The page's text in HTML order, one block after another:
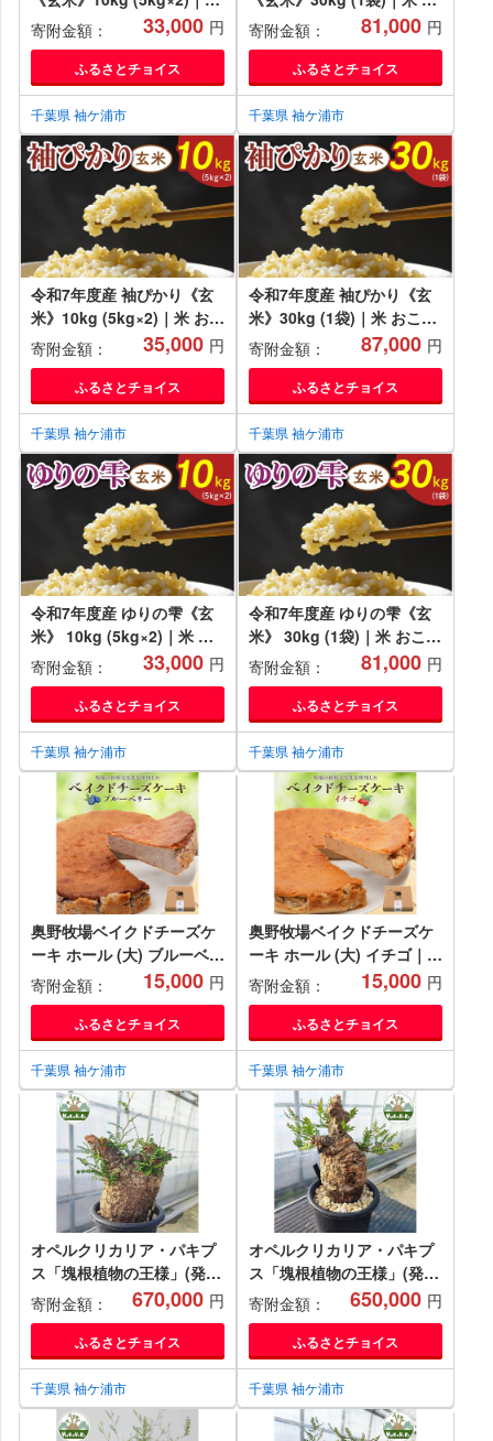
おこめ もっちり 弁当 袖ケ
浦 千葉 [0519]
寄附金額： 33,000 円
ふるさとチョイス
千葉県 袖ケ浦市
こめ もっちり 弁当 袖ケ浦
千葉 [0520]
寄附金額： 81,000 円
ふるさとチョイス
千葉県 袖ケ浦市
令和7年度産 袖ぴかり《玄
米》10kg (5kg×2)｜米 おこ
め こしひかり コシヒカリ
直送 推奨米 袖ケ浦 千葉
[0517]
寄附金額： 35,000 円
ふるさとチョイス
千葉県 袖ケ浦市
令和7年度産 袖ぴかり《玄
米》30kg (1袋)｜米 おこめ
こしひかり コシヒカリ 直送
推奨米 袖ケ浦 千葉 [0518]
寄附金額： 87,000 円
ふるさとチョイス
千葉県 袖ケ浦市
令和7年度産 ゆりの雫《玄
米》 10kg (5kg×2)｜米 お
こめ ふさおとめ 直送 推奨
米 袖ケ浦 千葉 [0521]
寄附金額： 33,000 円
ふるさとチョイス
千葉県 袖ケ浦市
令和7年度産 ゆりの雫《玄
米》 30kg (1袋)｜米 おこめ
ふさおとめ 直送 推奨米 袖
ケ浦 千葉 [0522]
寄附金額： 81,000 円
ふるさとチョイス
千葉県 袖ケ浦市
奥野牧場ベイクドチーズケ
ーキ ホール (大) ブルーベリ
ー｜チーズ ケーキ スイーツ
フルーツ ミルク 牧場 ギフ
ト お祝い 袖ケ浦 [0490]
寄附金額： 15,000 円
ふるさとチョイス
千葉県 袖ケ浦市
奥野牧場ベイクドチーズケ
ーキ ホール (大) イチゴ｜チ
ーズ ケーキ スイーツ フル
ーツ ミルク 牧場 ギフト お
祝い 袖ケ浦 [0491]
寄附金額： 15,000 円
ふるさとチョイス
千葉県 袖ケ浦市
オペルクリカリア・パキプ
ス「塊根植物の王様」(発根
管理済) P06 [0424ch]
寄附金額： 670,000 円
ふるさとチョイス
千葉県 袖ケ浦市
オペルクリカリア・パキプ
ス「塊根植物の王様」(発根
管理済) P01 [0423ch]
寄附金額： 650,000 円
ふるさとチョイス
千葉県 袖ケ浦市